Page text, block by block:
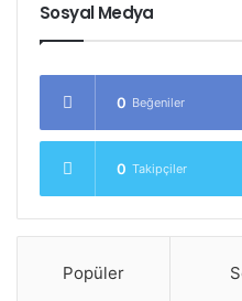
Lesotho
on strike
— LESOTHO
Sosyal Medya
0 Beğeniler
0 Takipçiler
Popüler